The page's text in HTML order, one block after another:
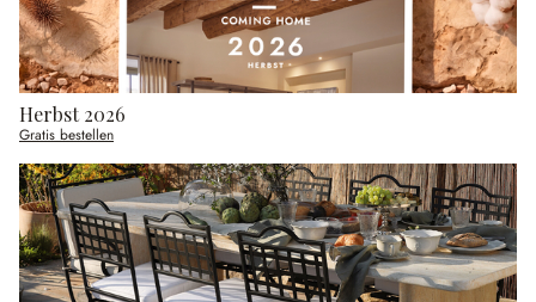
Herbst 2026
Gratis bestellen